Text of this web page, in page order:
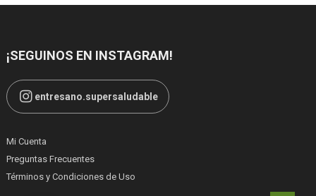
¡SEGUINOS EN INSTAGRAM!
entresano.supersaludable
Mi Cuenta
Preguntas Frecuentes
Términos y Condiciones de Uso